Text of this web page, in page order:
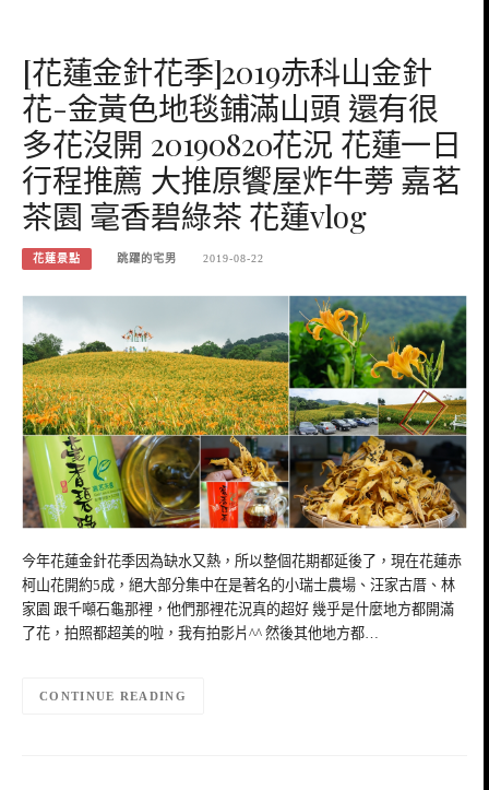
[花蓮金針花季]2019赤科山金針
花-金黃色地毯鋪滿山頭 還有很
多花沒開 20190820花況 花蓮一日
行程推薦 大推原饗屋炸牛蒡 嘉茗
茶園 毫香碧綠茶 花蓮vlog
花蓮景點 跳躍的宅男 2019-08-22
今年花蓮金針花季因為缺水又熱，所以整個花期都延後了，現在花蓮赤
柯山花開約5成，絕大部分集中在是著名的小瑞士農場、汪家古厝、林
家園 跟千噸石龜那裡，他們那裡花況真的超好 幾乎是什麼地方都開滿
了花，拍照都超美的啦，我有拍影片^^ 然後其他地方都…
CONTINUE READING